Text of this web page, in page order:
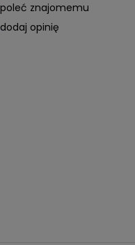
poleć znajomemu
dodaj opinię